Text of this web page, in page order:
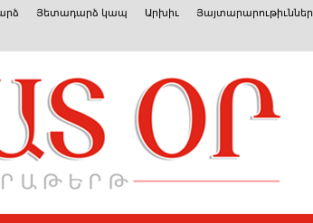
Յետադարձ կապ Արխիւ Յայտարարութիւններ